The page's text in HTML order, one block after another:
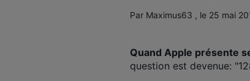
Par Maximus63 , le 25 mai
Quand Apple présente
question est devenue: